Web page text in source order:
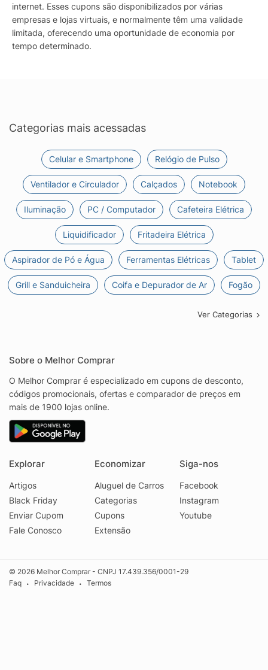
internet. Esses cupons são disponibilizados por várias
empresas e lojas virtuais, e normalmente têm uma validade
limitada, oferecendo uma oportunidade de economia por
tempo determinado.
Categorias mais acessadas
Celular e Smartphone Relógio de Pulso
Ventilador e Circulador Calçados Notebook
Iluminação PC / Computador Cafeteira Elétrica
Liquidificador Fritadeira Elétrica
Aspirador de Pó e Água Ferramentas Elétricas Tablet
Grill e Sanduicheira Coifa e Depurador de Ar Fogão
Ver Categorias
Sobre o Melhor Comprar
O Melhor Comprar é especializado em cupons de desconto,
códigos promocionais, ofertas e comparador de preços em
mais de 1900 lojas online.
Explorar
Artigos
Black Friday
Enviar Cupom
Fale Conosco
Economizar
Aluguel de Carros
Categorias
Cupons
Extensão
Siga-nos
Facebook
Instagram
Youtube
© 2026 Melhor Comprar - CNPJ 17.439.356/0001-29
Faq
• Privacidade • Termos